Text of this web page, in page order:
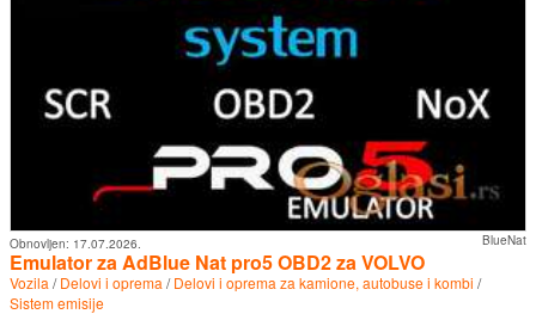
BlueNat
Obnovljen: 17.07.2026.
Emulator za AdBlue Nat pro5 OBD2 za VOLVO
Vozila /Delovi i oprema /Delovi i oprema za kamione, autobuse i kombi /
Sistem emisije